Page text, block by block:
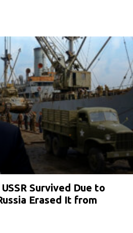
Survived Due to
Erased It from